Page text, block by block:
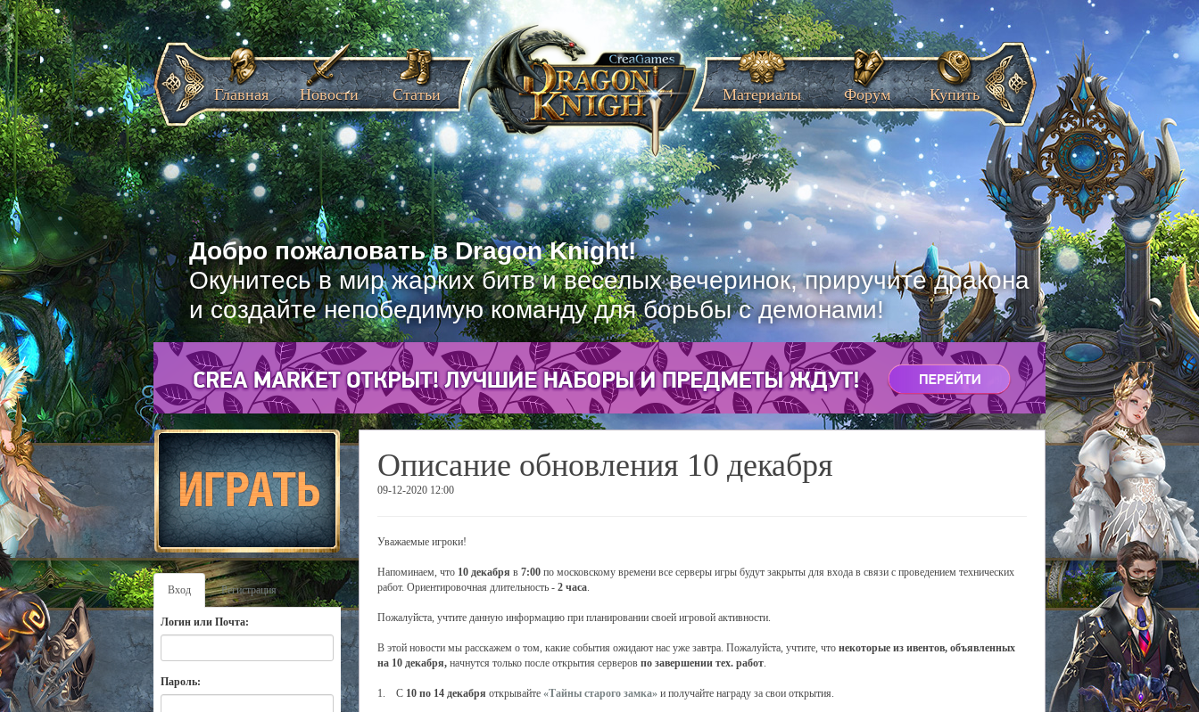
Добро пожаловать в Dragon Knight!
Окунитесь в мир жарких битв и веселых вечеринок, приручите дракона
и создайте непобедимую команду для борьбы с демонами!
Главная Новости Статьи Материалы Форум Купить
Вход Регистрация
Логин или Почта:
Пароль:
Описание обновления 10 декабря
09-12-2020 12:00
Уважаемые игроки!
Напоминаем, что 10 декабря в 7:00 по московскому времени все серверы игры будут закрыты для входа в связи с проведением технических
работ. Ориентировочная длительность - 2 часа.
Пожалуйста, учтите данную информацию при планировании своей игровой активности.
В этой новости мы расскажем о том, какие события ожидают нас уже завтра. Пожалуйста, учтите, что некоторые из ивентов, объявленных
на 10 декабря, начнутся только после открытия серверов по завершении тех. работ.
1. С 10 по 14 декабря открывайте «Тайны старого замка» и получайте награду за свои открытия.